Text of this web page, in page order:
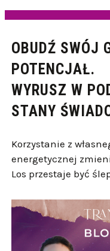
OBUDŹ SWÓJ
POTENCJAŁ.
WYRUSZ W
STANY
Korzystanie z
energetycznej
Los przestaje być